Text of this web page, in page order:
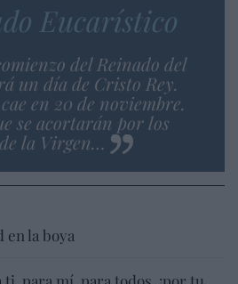
Eucarístico
del Reinado del
un día de Cristo Rey.
en 20 de noviembre.
se acortarán por los
la Virgen…
en la boya